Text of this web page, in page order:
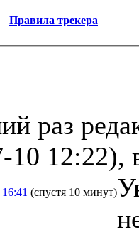
Правила трекера
раз
12:22),
(спустя 10 минут)